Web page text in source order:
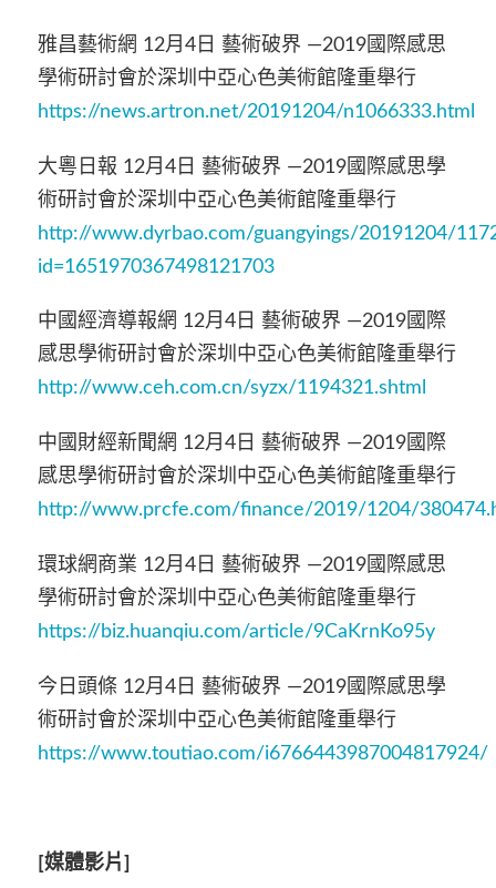
雅昌藝術網 12月4日 藝術破界 —2019國際感思
學術研討會於深圳中亞心色美術館隆重舉行
https://news.artron.net/20191204/n1066333.html
大粵日報 12月4日 藝術破界 —2019國際感思學
術研討會於深圳中亞心色美術館隆重舉行
http://www.dyrbao.com/guangyings/20191204/
id=1651970367498121703
中國經濟導報網 12月4日 藝術破界 —2019國際
感思學術研討會於深圳中亞心色美術館隆重舉行
http://www.ceh.com.cn/syzx/1194321.shtml
中國財經新聞網 12月4日 藝術破界 —2019國際
感思學術研討會於深圳中亞心色美術館隆重舉行
http://www.prcfe.com/finance/2019/1204/
環球網商業 12月4日 藝術破界 —2019國際感思
學術研討會於深圳中亞心色美術館隆重舉行
https://biz.huanqiu.com/article/9CaKrnKo95y
今日頭條 12月4日 藝術破界 —2019國際感思學
術研討會於深圳中亞心色美術館隆重舉行
https://www.toutiao.com/i6766443987004817924/
媒體影片]